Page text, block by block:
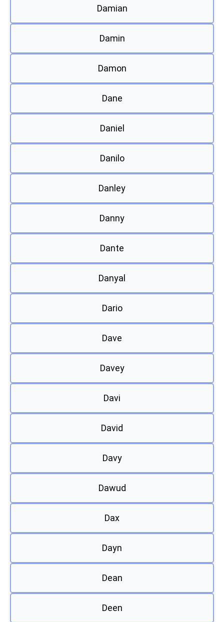
Damian
Damin
Damon
Dane
Daniel
Danilo
Danley
Danny
Dante
Danyal
Dario
Dave
Davey
Davi
David
Davy
Dawud
Dax
Dayn
Dean
Deen